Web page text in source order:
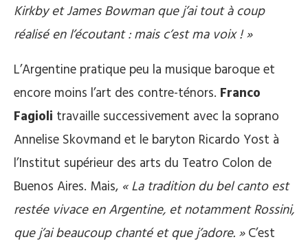
Kirkby et James Bowman que j’ai tout à coup
réalisé en l’écoutant : mais c’est ma voix ! »
L’Argentine pratique peu la musique baroque et
encore moins l’art des contre-ténors. Franco
Fagioli travaille successivement avec la soprano
Annelise Skovmand et le baryton Ricardo Yost à
l’Institut supérieur des arts du Teatro Colon de
Buenos Aires. Mais, « La tradition du bel canto est
restée vivace en Argentine, et notamment Rossini,
que j’ai beaucoup chanté et que j’adore. »C’est